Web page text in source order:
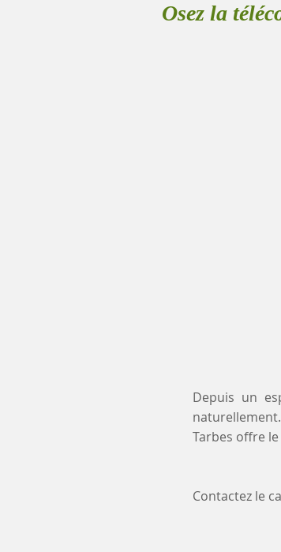
Osez la
Depuis un
Tarbes offre
Contactez le